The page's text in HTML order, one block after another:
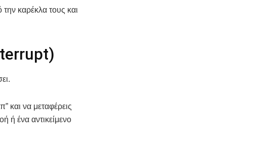
καρέκλα τους και
και να μεταφέρεις
ή ένα αντικείμενο